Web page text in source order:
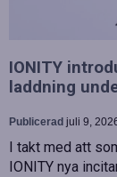
IONITY
laddning
Publicerad juli 9,
I takt med att
IONITY nya